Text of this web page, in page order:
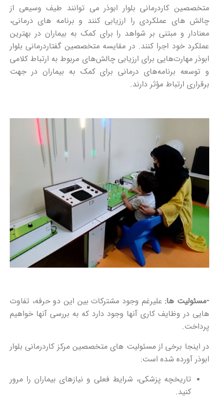
متخصصین کاردرمانی بلوار ابوذر می توانند طیف وسیعی از
چالش های عملکردی را ارزیابی کنند و برنامه های درمانی،
معنادار و مبتنی بر شواهد را برای کمک به بیماران در بهترین
عملکرد خود اجرا کنند. در مقایسه متخصصین گفتاردرمانی بلوار
ابوذر مهارت‌هایی برای ارزیابی چالش‌های مربوط به ارتباط کلامی
و توسعه برنامه‌های درمانی برای کمک به بیماران در جهت
برقراری ارتباط مؤثر دارند.
-مسئولیت ها:علیرغم وجود مشترکات بین این دو حرفه، تفاوت
هایی در وظایف کاری آنها وجود دارد که به بررسی آنها خواهیم
پرداخت.
در اینجا برخی از مسئولیت های متخصصین مرکز کاردرمانی بلوار
ابوذر آورده شده است:
تاریخچه پزشکی، شرایط فعلی و نیازهای بیماران را مرور
کنید.